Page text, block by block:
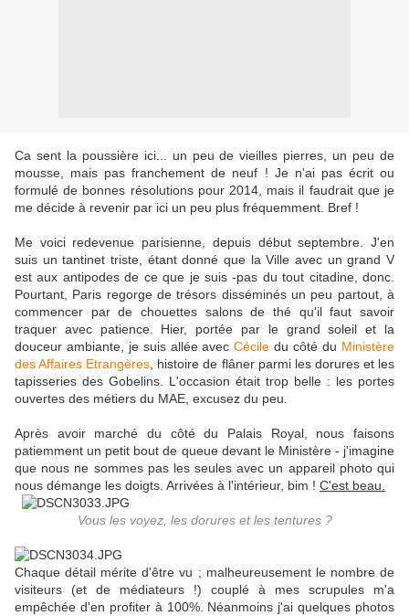
Ca sent la poussière ici... un peu de vieilles pierres, un peu de
mousse, mais pas franchement de neuf ! Je n'ai pas écrit ou
formulé de bonnes résolutions pour 2014, mais il faudrait que je
me décide à revenir par ici un peu plus fréquemment. Bref !
Me voici redevenue parisienne, depuis début septembre. J'en
suis un tantinet triste, étant donné que la Ville avec un grand V
est aux antipodes de ce que je suis -pas du tout citadine, donc.
Pourtant, Paris regorge de trésors disséminés un peu partout, à
commencer par de chouettes salons de thé qu'il faut savoir
traquer avec patience. Hier, portée par le grand soleil et la
douceur ambiante, je suis allée avecCécile du côté du Ministère
des Affaires Etrangères , histoire de flâner parmi les dorures et les
tapisseries des Gobelins. L'occasion était trop belle : les portes
ouvertes des métiers du MAE, excusez du peu.
Après avoir marché du côté du Palais Royal, nous faisons
patiemment un petit bout de queue devant le Ministère - j'imagine
que nous ne sommes pas les seules avec un appareil photo qui
nous démange les doigts. Arrivées à l'intérieur, bim ! C'est beau.
Vous les voyez, les dorures et les tentures ?
Chaque détail mérite d'être vu ; malheureusement le nombre de
visiteurs (et de médiateurs !) couplé à mes scrupules m'a
empêchée d'en profiter à 100%. Néanmoins j'ai quelques photos